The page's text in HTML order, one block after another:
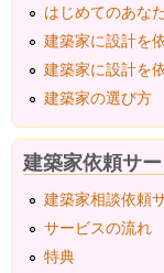
はじめてのあな
建築家に設計を
建築家に設計を
建築家の選び方
建築家依頼サ
建築家相談依頼
サービスの流れ
特典